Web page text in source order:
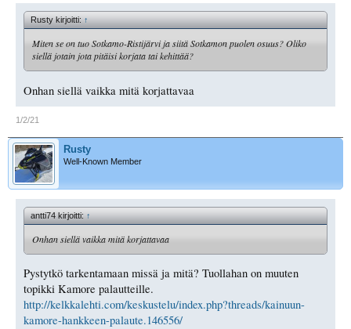
Rusty kirjoitti:↑
Miten se on tuo Sotkamo-Ristijärvi ja siitä Sotkamon puolen osuus? Oliko
siellä jotain jota pitäisi korjata tai kehittää?
Onhan siellä vaikka mitä korjattavaa
1/2/21
Rusty
Well-Known Member
antti74 kirjoitti:↑
Onhan siellä vaikka mitä korjattavaa
Pystytkö tarkentamaan missä ja mitä? Tuollahan on muuten
topikki Kamore palautteille.
http://kelkkalehti.com/keskustelu/index.php?threads/kainuun-
kamore-hankkeen-palaute.146556/